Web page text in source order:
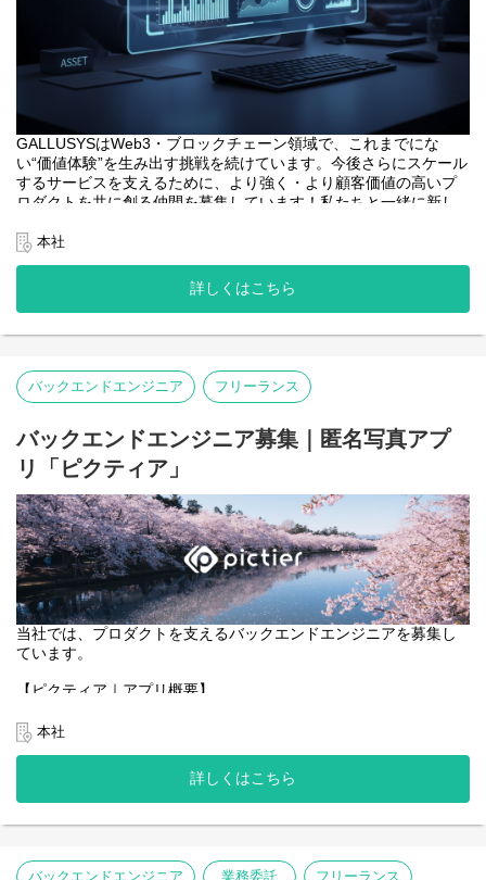
GALLUSYSはWeb3・ブロックチェーン領域で、これまでにな
い“価値体験”を生み出す挑戦を続けています。今後さらにスケール
するサービスを支えるために、より強く・より顧客価値の高いプ
ロダクトを共に創る仲間を募集しています！私たちと一緒に新し
<業務内容>
本プロジェクトにおけるフロントエンドエンジニアは、web3系サ
ービスのユーザーインターフェースとなるWebアプリケーション
開発の中核を担います。
ト。
・ブロックチェーンと連携する機能のフロントエンド実装。
設計・改善。
本社
詳しくはこちら
バックエンドエンジニア フリーランス
バックエンドエンジニア募集｜匿名写真アプ
リ「ピクティア」
当社では、プロダクトを支えるバックエンドエンジニアを募集し
ています。
【ピクティア｜アプリ概要】
ピクティアは、言語を使わず、写真だけでつながる匿名写真アプ
リです。
同じ場所の変化や記憶を写真として共有できます。
一般的な写真SNSのようなコメントや言語によるやり取りはな
写真そのものが主役となる体験を大切にしています。
本社
詳しくはこちら
バックエンドエンジニア 業務委託 フリーランス